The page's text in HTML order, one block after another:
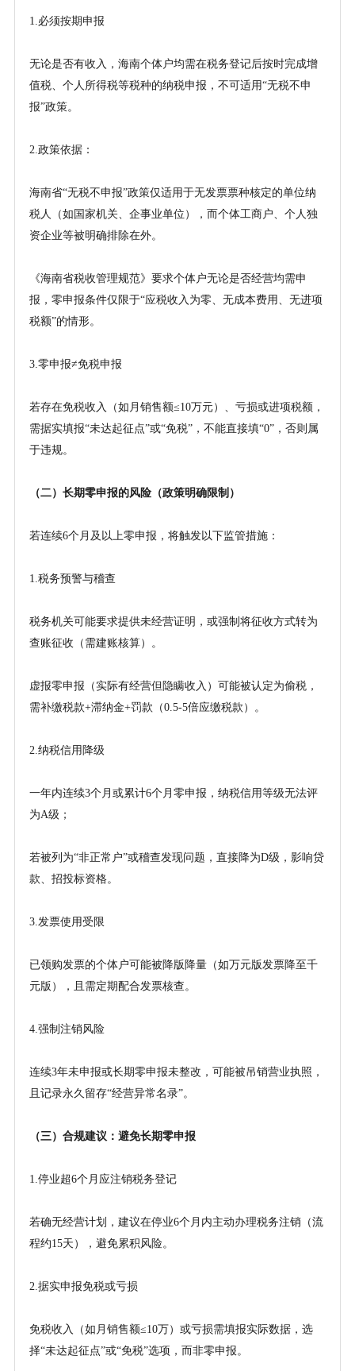
1.必须按期申报
无论是否有收入，海南个体户均需在税务登记后按时完成增
值税、个人所得税等税种的纳税申报，不可适用“无税不申
报”政策。
2.政策依据：
海南省“无税不申报”政策仅适用于无发票票种核定的单位纳
税人（如国家机关、企事业单位），而个体工商户、个人独
资企业等被明确排除在外。
《海南省税收管理规范》要求个体户无论是否经营均需申
报，零申报条件仅限于“应税收入为零、无成本费用、无进项
税额”的情形。
3.零申报≠免税申报
若存在免税收入（如月销售额≤10万元）、亏损或进项税额，
需据实填报“未达起征点”或“免税”，不能直接填“0”，否则属
于违规。
（二）长期零申报的风险（政策明确限制）
若连续6个月及以上零申报，将触发以下监管措施：
1.税务预警与稽查
税务机关可能要求提供未经营证明，或强制将征收方式转为
查账征收（需建账核算）。
虚报零申报（实际有经营但隐瞒收入）可能被认定为偷税，
需补缴税款+滞纳金+罚款（0.5-5倍应缴税款）。
2.纳税信用降级
一年内连续3个月或累计6个月零申报，纳税信用等级无法评
为A级；
若被列为“非正常户”或稽查发现问题，直接降为D级，影响贷
款、招投标资格。
3.发票使用受限
已领购发票的个体户可能被降版降量（如万元版发票降至千
元版），且需定期配合发票核查。
4.强制注销风险
连续3年未申报或长期零申报未整改，可能被吊销营业执照，
且记录永久留存“经营异常名录”。
（三）合规建议：避免长期零申报
1.停业超6个月应注销税务登记
若确无经营计划，建议在停业6个月内主动办理税务注销（流
程约15天），避免累积风险。
2.据实申报免税或亏损
免税收入（如月销售额≤10万）或亏损需填报实际数据，选
择“未达起征点”或“免税”选项，而非零申报。